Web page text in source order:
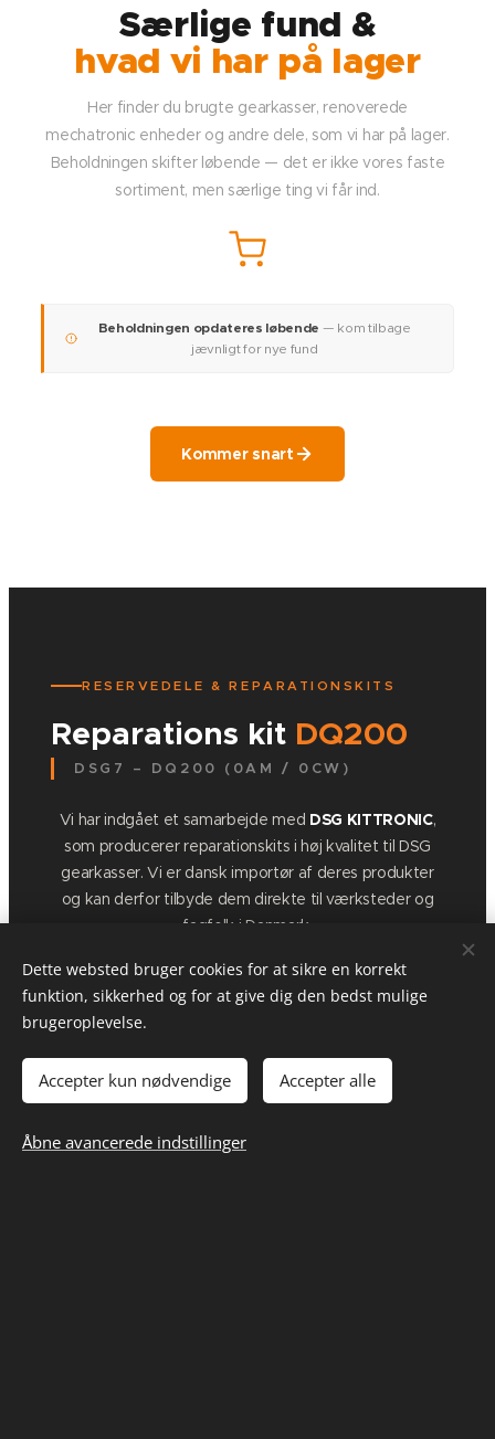
Særlige fund &
hvad vi har på lager
Her finder du brugte gearkasser, renoverede
mechatronic enheder og andre dele, som vi har på lager.
Beholdningen skifter løbende — det er ikke vores faste
sortiment, men særlige ting vi får ind.
Beholdningen opdateres løbende — kom tilbage
jævnligt for nye fund
Kommer snart
RESERVEDELE & REPARATIONSKITS
Reparations kit DQ200
DSG7 – DQ200 (0AM / 0CW)
Vi har indgået et samarbejde med DSG KITTRONIC,
som producerer reparationskits i høj kvalitet til DSG
gearkasser. Vi er dansk importør af deres produkter
og kan derfor tilbyde dem direkte til værksteder og
fagfolk i Danmark.
Sortimentet omfatter blandt andet akkumulator-kit,
akkumulator & ventil hus, samt pakningssæt til DQ200.
Produkterne er kendt for deres høje kvalitet, præcise
andre løsninger på markedet.
op til de krav, professionelle værksteder forventer, når
Dette websted bruger cookies for at sikre en korrekt
funktion, sikkerhed og for at give dig den bedst mulige
brugeroplevelse.
Accepter kun nødvendige Accepter alle
Åbne avancerede indstillinger